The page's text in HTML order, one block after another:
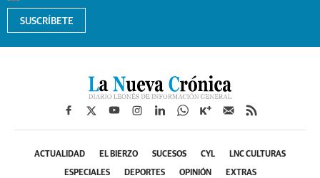
SUSCRÍBETE
ACTUALIDAD EL BIERZO SUCESOS CYL LNC CULTURAS
ESPECIALES DEPORTES OPINIÓN EXTRAS